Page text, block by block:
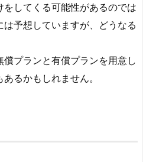
をしてくる可能性があるのでは
予想していますが、どうなる
プランと有償プランを用意し
るかもしれません。